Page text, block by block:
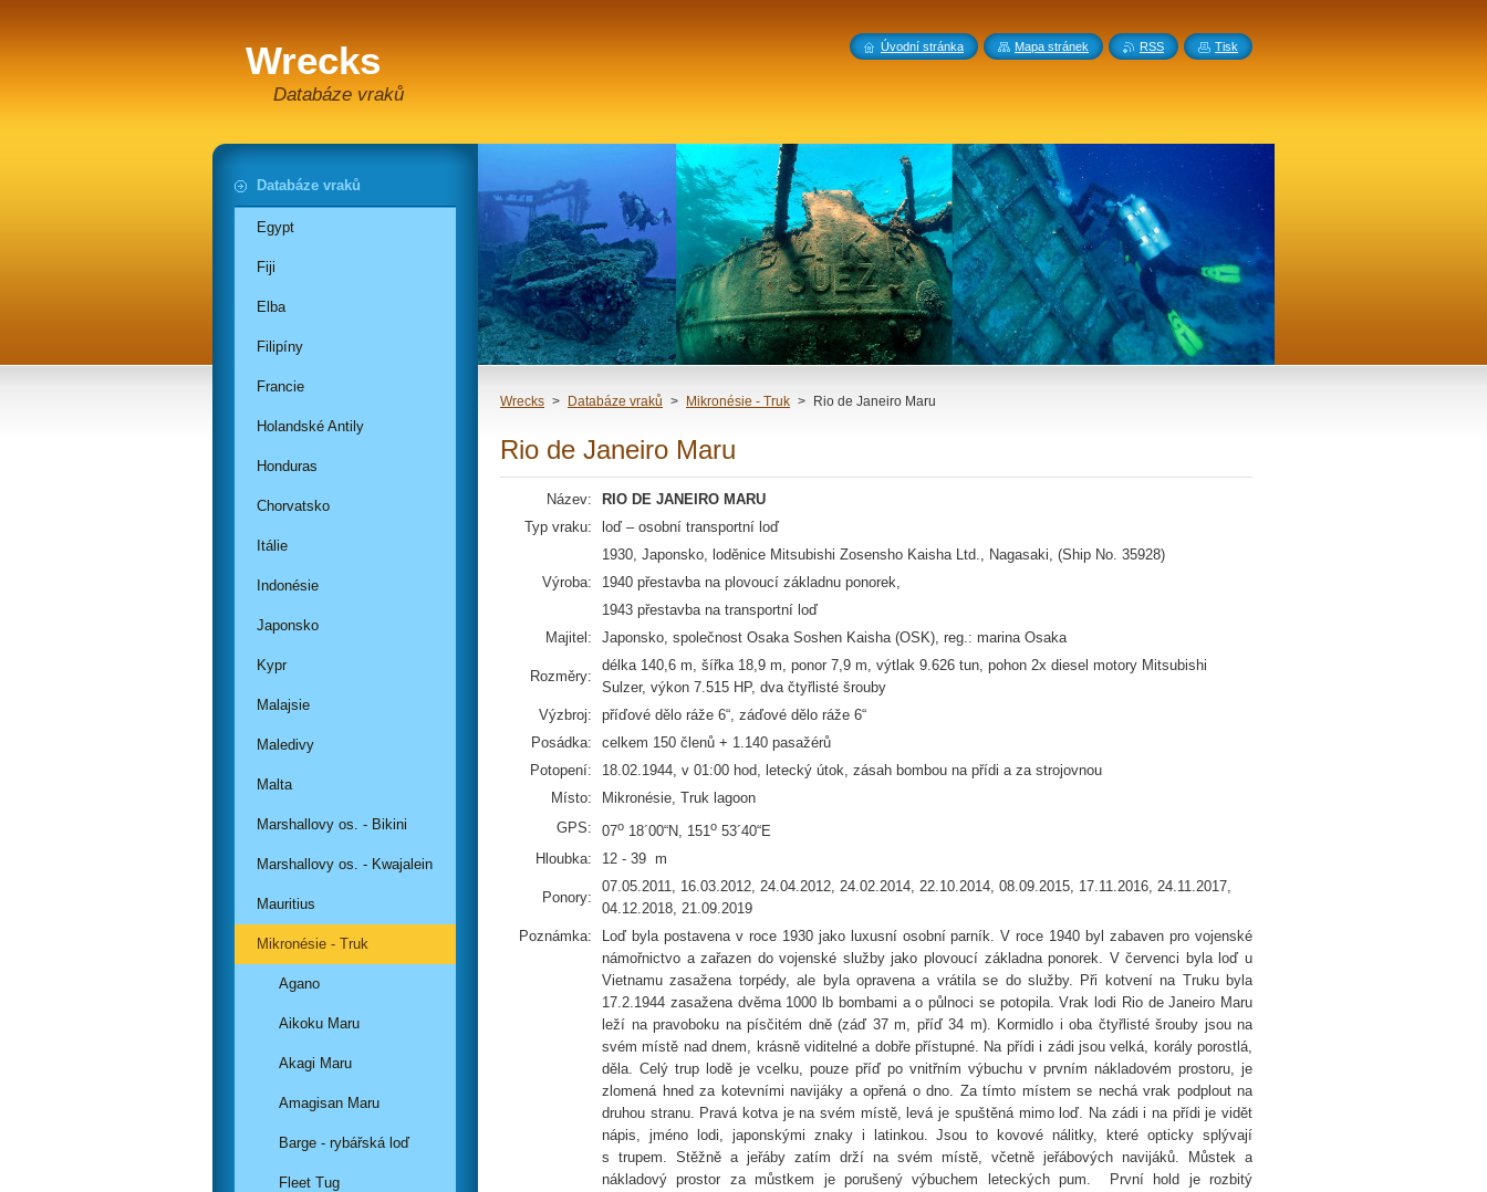
Wrecks
Databáze vraků
Wrecks > Databáze vraků > Mikronésie - Truk > Rio de Janeiro Maru
Rio de Janeiro Maru
Název:
RIO DE JANEIRO MARU
Typ vraku:
loď – osobní transportní loď
Výroba:
1930, Japonsko, loděnice Mitsubishi Zosensho Kaisha Ltd., Nagasaki, (Ship No. 35928)
1940 přestavba na plovoucí základnu ponorek,
1943 přestavba na transportní loď
Majitel:
Japonsko, společnost Osaka Soshen Kaisha (OSK), reg.: marina Osaka
Rozměry:
délka 140,6 m, šířka 18,9 m, ponor 7,9 m, výtlak 9.626 tun, pohon 2x diesel motory Mitsubishi
Sulzer, výkon 7.515 HP, dva čtyřlisté šrouby
Výzbroj:
příďové dělo ráže 6“, záďové dělo ráže 6“
Posádka:
celkem 150 členů + 1.140 pasažérů
Potopení:
18.02.1944, v 01:00 hod, letecký útok, zásah bombou na přídi a za strojovnou
Místo:
Mikronésie, Truk lagoon
GPS:
07o 18´00“N, 151o 53´40“E
Hloubka:
12 - 39 m
Ponory:
07.05.2011, 16.03.2012, 24.04.2012, 24.02.2014, 22.10.2014, 08.09.2015, 17.11.2016, 24.11.2017,
04.12.2018, 21.09.2019
Poznámka:
Loď byla postavena v roce 1930 jako luxusní osobní parník. V roce 1940 byl zabaven pro vojenské
námořnictvo a zařazen do vojenské služby jako plovoucí základna ponorek. V červenci byla loď u
Vietnamu zasažena torpédy, ale byla opravena a vrátila se do služby. Při kotvení na Truku byla
17.2.1944 zasažena dvěma 1000 lb bombami a o půlnoci se potopila. Vrak lodi Rio de Janeiro Maru
leží na pravoboku na písčitém dně (záď 37 m, příď 34 m). Kormidlo i oba čtyřlisté šrouby jsou na
svém místě nad dnem, krásně viditelné a dobře přístupné. Na přídi i zádi jsou velká, korály porostlá,
děla. Celý trup lodě je vcelku, pouze příď po vnitřním výbuchu v prvním nákladovém prostoru, je
zlomená hned za kotevními navijáky a opřená o dno. Za tímto místem se nechá vrak podplout na
druhou stranu. Pravá kotva je na svém místě, levá je spuštěná mimo loď. Na zádi i na přídi je vidět
nápis, jméno lodi, japonskými znaky i latinkou. Jsou to kovové nálitky, které opticky splývají
s trupem. Stěžně a jeřáby zatím drží na svém místě, včetně jeřábových navijáků. Můstek a
nákladový prostor za můstkem je porušený výbuchem leteckých pum. První hold je rozbitý
Databáze vraků
Egypt
Fiji
Elba
Filipíny
Francie
Holandské Antily
Honduras
Chorvatsko
Itálie
Indonésie
Japonsko
Kypr
Malajsie
Maledivy
Malta
Marshallovy os. - Bikini
Marshallovy os. - Kwajalein
Mauritius
Mikronésie - Truk
Agano
Aikoku Maru
Akagi Maru
Amagisan Maru
Barge - rybářská loď
Fleet Tug
Úvodní stránka Mapa stránek RSS Tisk